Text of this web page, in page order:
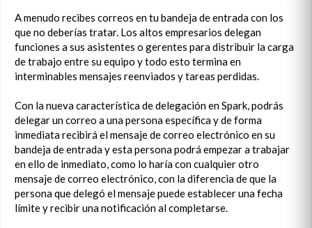
A menudo recibes correos en tu bandeja de entrada con los
que no deberías tratar. Los altos empresarios delegan
funciones a sus asistentes o gerentes para distribuir la carga
de trabajo entre su equipo y todo esto termina en
interminables mensajes reenviados y tareas perdidas.
Con la nueva característica de delegación en Spark, podrás
delegar un correo a una persona específica y de forma
inmediata recibirá el mensaje de correo electrónico en su
bandeja de entrada y esta persona podrá empezar a trabajar
en ello de inmediato, como lo haría con cualquier otro
mensaje de correo electrónico, con la diferencia de que la
persona que delegó el mensaje puede establecer una fecha
límite y recibir una notificación al completarse.